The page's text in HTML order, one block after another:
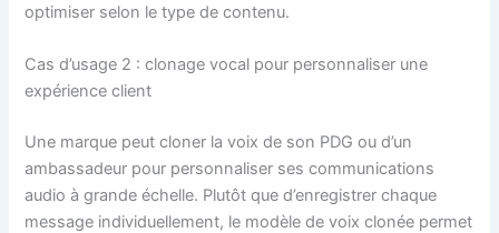
optimiser selon le type de contenu.
Cas d’usage 2 : clonage vocal pour personnaliser une
expérience client
Une marque peut cloner la voix de son PDG ou d’un
ambassadeur pour personnaliser ses communications
audio à grande échelle. Plutôt que d’enregistrer chaque
message individuellement, le modèle de voix clonée permet